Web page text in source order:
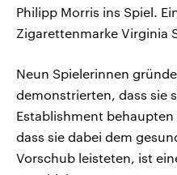
Philipp Morris ins Spiel.
Zigarettenmarke Virginia
Neun Spielerinnen
demonstrierten, dass sie
Establishment behaupten
dass sie dabei dem
Vorschub leisteten, ist